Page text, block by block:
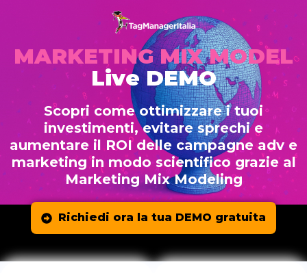
MARKETING MIX MODEL
Live DEMO
Scopri come ottimizzare i tuoi
investimenti, evitare sprechi e
aumentare il ROI delle campagne adv e
marketing in modo scientifico grazie al
Marketing Mix Modeling
Richiedi ora la tua DEMO gratuita